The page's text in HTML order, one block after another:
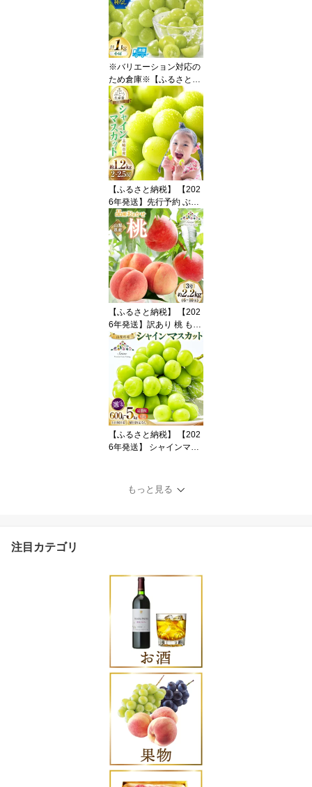
約 400g [REGALO 山梨
県 韮崎市 20745497] シ
ャイン マスカット ブド
ウ ぶどう 葡萄 フルーツ
果物 くだもの 旬 山梨 ギ
フト
※バリエーション対応の
ため倉庫※【ふるさと納
税】 【2026年発送】 訳
あり シャインマスカット
先行受付 小房 1kg [REG
ALO 山梨県 韮崎市 2074
5498] 訳アリ ワケあり 理
由あり わけあり シャイ
ン マスカット ブドウ ぶ
どう 葡萄 フルーツ 果物
【ふるさと納税】 【202
6年発送】先行予約 ぶど
う シャインマスカット
約1.2kg (2〜2.5房) 【冷
蔵発送】 フルーツ 果物
くだもの ブドウ 葡萄 種
なし 1.2キロ 甘い 期間限
定 季節限定 JA 厳選 山梨
県産 令和8年 8月下旬か
ら [梨北農業協同組合 山
梨県 韮崎市 20742921]
【ふるさと納税】 【202
6年発送】訳あり 桃 もも
白鳳 or 白桃 3号 約2.2kg
(6〜10玉) モモ 果物 フル
ーツ 山梨 期間限定 季節
限定 冷蔵 農福連携 [斎庵
山梨県 韮崎市 2074527
7]
【ふるさと納税】 【202
6年発送】 シャインマス
0g 700g 1.2kg 2kg 2キロ
定期 フルーツ 果物 くだ
もっと見る
注目カテゴリ